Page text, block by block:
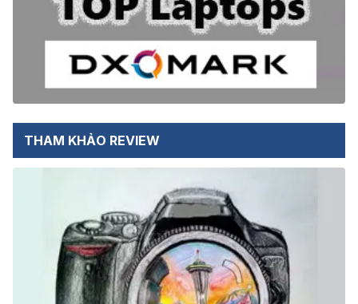
THAM KHẢO REVIEW